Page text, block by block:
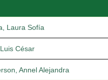
Laura Sofía
César
Annel Alejandra